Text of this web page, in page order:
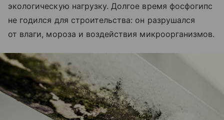
экологическую нагрузку. Долгое время фосфогипс
не годился для строительства: он разрушался
от влаги, мороза и воздействия микроорганизмов.